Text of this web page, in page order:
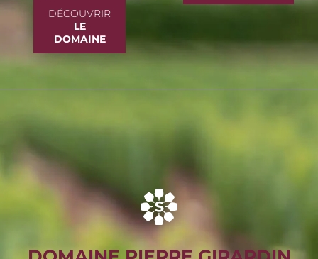
DÉCOUVRIR
LE
DOMAINE